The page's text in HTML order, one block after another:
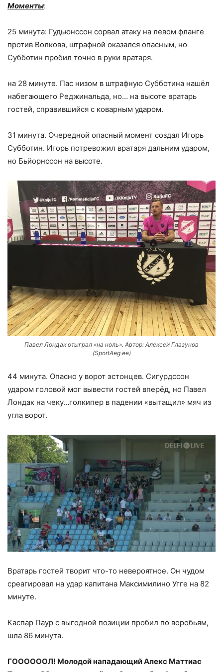
Моменты:
25 минута: Гудьюнссон сорвал атаку на левом фланге
против Волкова, штрафной оказался опасным, но
Субботин пробил точно в руки вратаря.
на 28 минуте. Пас низом в штрафную Субботина нашёл
набегающего Реджинальда, но… на высоте вратарь
гостей, справившийся с коварным ударом.
31 минута. Очередной опасный момент создал Игорь
Субботин. Игорь потревожил вратаря дальним ударом,
но Бьйорнссон на высоте.
Павел Лондак отыграл «на ноль». Автор: Алексей Глазунов
(SportAeg.ee)
44 минута. Опасно у ворот эстонцев. Сигурдссон
ударом головой мог вывести гостей вперёд, но Павел
Лондак на чеку…голкипер в падении «вытащил» мяч из
угла ворот.
Вратарь гостей творит что-то невероятное. Он чудом
среагировал на удар капитана Максимилино Угге на 82
минуте.
Каспар Паур с выгодной позиции пробил по воробьям,
шла 86 минута.
ГООООООЛ! Молодой нападающий Алекс Маттиас